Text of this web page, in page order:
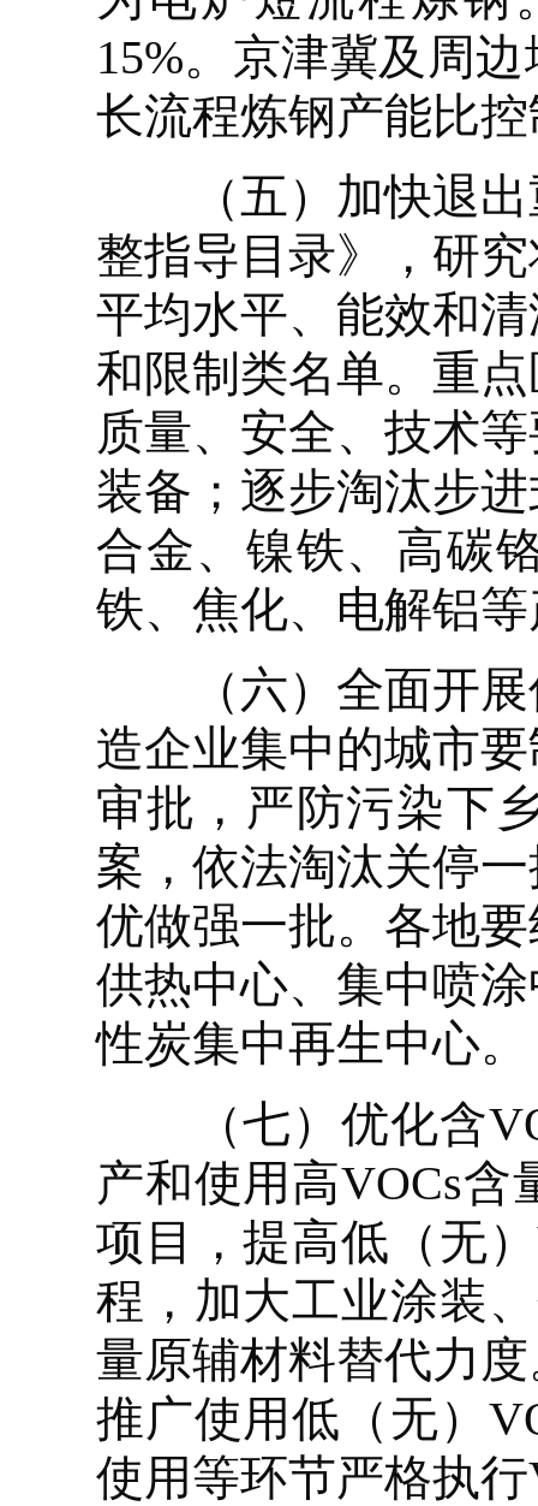
15%。京津冀及周
长流程炼钢产能比
（五）加快退出
整指导目录》，研
平均水平、能效和
和限制类名单。重
质量、安全、技术
装备；逐步淘汰步
合金、镍铁、高碳
铁、焦化、电解铝
（六）全面开展
造企业集中的城市
审批，严防污染下
案，依法淘汰关停
优做强一批。各地
供热中心、集中喷
性炭集中再生中心。
（七）优化含
产和使用高VOCs
项目，提高低（无
程，加大工业涂装
量原辅材料替代力
推广使用低（无）
使用等环节严格执